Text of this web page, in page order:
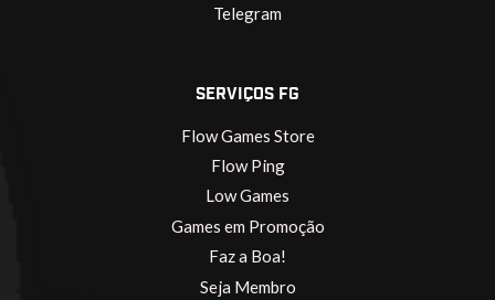
Telegram
SERVIÇOS FG
Flow Games Store
Flow Ping
Low Games
Games em Promoção
Faz a Boa!
Seja Membro